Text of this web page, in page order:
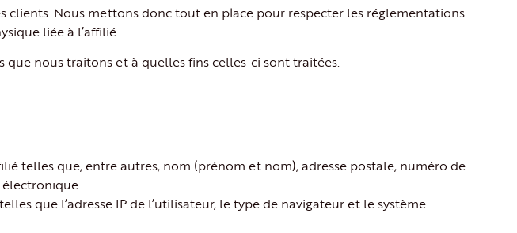
clients. Nous mettons donc tout en place pour respecter les réglementations
liée à l’affilié.
nous traitons et à quelles fins celles-ci sont traitées.
telles que, entre autres, nom (prénom et nom), adresse postale, numéro de
que l’adresse IP de l’utilisateur, le type de navigateur et le système